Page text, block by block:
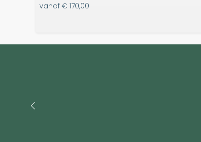
vanaf € 170,00